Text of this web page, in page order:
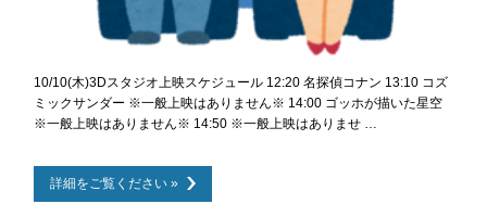
10/10(木)3Dスタジオ上映スケジュール 12:20 名探偵コナン 13:10 コズ
ミックサンダー ※一般上映はありません※ 14:00 ゴッホが描いた星空
※一般上映はありません※ 14:50 ※一般上映はありませ …
詳細をご覧ください »